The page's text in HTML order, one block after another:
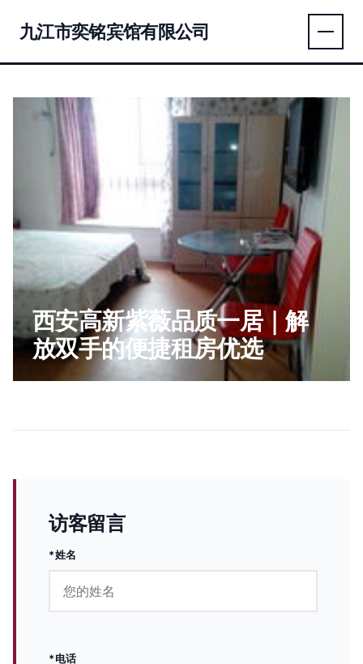
九江市奕铭宾馆有限公司
西安高新紫薇品质一居｜解
放双手的便捷租房优选
访客留言
*姓名
*电话